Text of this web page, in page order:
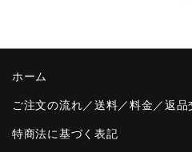
ホーム
ご注文の流れ／送料／料金／返
特商法に基づく表記